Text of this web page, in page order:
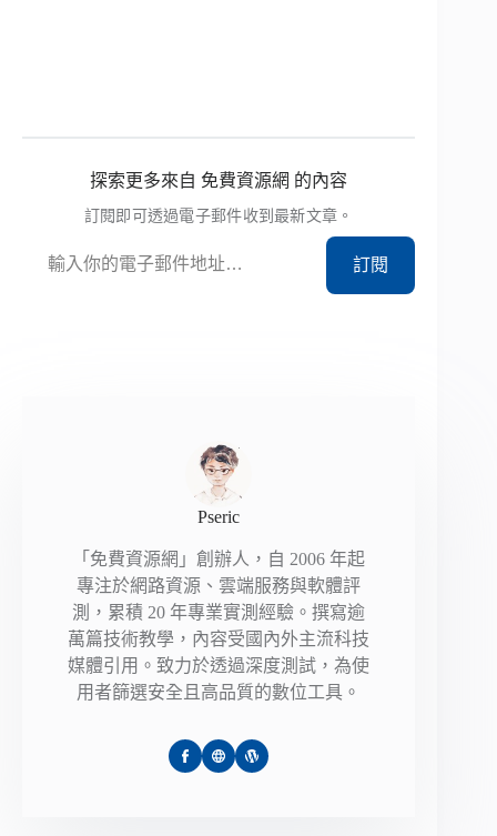
探索更多來自 免費資源網 的內容
訂閱即可透過電子郵件收到最新文章。
訂閱
Pseric
「免費資源網」創辦人，自 2006 年起
專注於網路資源、雲端服務與軟體評
測，累積 20 年專業實測經驗。撰寫逾
萬篇技術教學，內容受國內外主流科技
媒體引用。致力於透過深度測試，為使
用者篩選安全且高品質的數位工具。